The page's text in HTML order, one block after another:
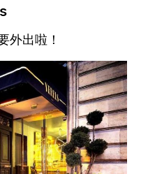
外出啦！